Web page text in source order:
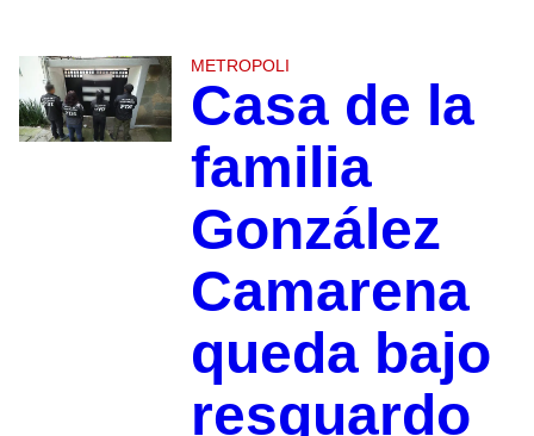
METROPOLI
Casa de la
familia
González
Camarena
queda bajo
resguardo